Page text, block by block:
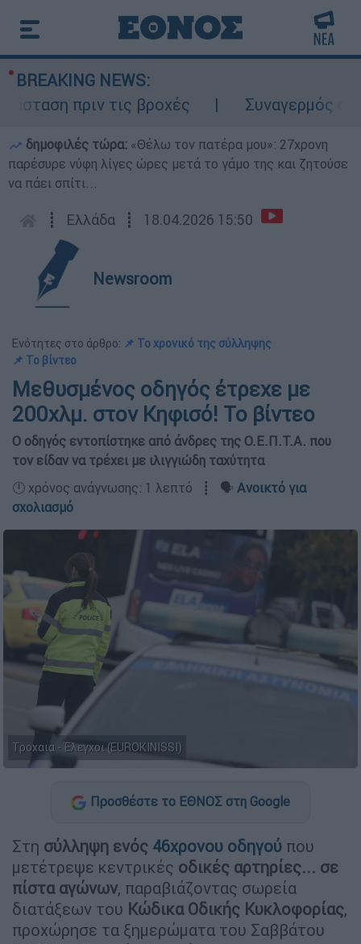
BREAKING NEWS:
πριν τις βροχές
Συναγερμός
δημοφιλές τώρα: «Θέλω τον πατέρα μου»: 27χρονη
παρέσυρε νύφη λίγες ώρες μετά το γάμο της και ζητούσε
να πάει σπίτι...
┋ Ελλάδα ┋ 18.04.2026 15:50
Newsroom
Ενότητες στο άρθρο: 📌 Το χρονικό της σύλληψης
📌 Το βίντεο
Μεθυσμένος οδηγός έτρεχε με
200χλμ. στον Κηφισό! Το βίντεο
Ο οδηγός εντοπίστηκε από άνδρες της Ο.Ε.Π.Τ.Α. που
τον είδαν να τρέχει με ιλιγγιώδη ταχύτητα
🕛 χρόνος ανάγνωσης: 1 λεπτό ┋ 🗣️ Ανοικτό για
σχολιασμό
Τροχαια - Έλεγχοι (EUROKINISSI)
Προσθέστε το ΕΘΝΟΣ στη Google
Στη σύλληψη ενός 46χρονου οδηγού που
μετέτρεψε κεντρικές οδικές αρτηρίες... σε
πίστα αγώνων, παραβιάζοντας σωρεία
διατάξεων του Κώδικα Οδικής Κυκλοφορίας,
προχώρησε τα ξημερώματα του Σαββάτου